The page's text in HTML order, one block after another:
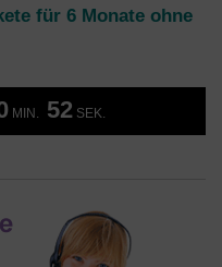
für 6 Monate ohne
MIN. 51 SEK.